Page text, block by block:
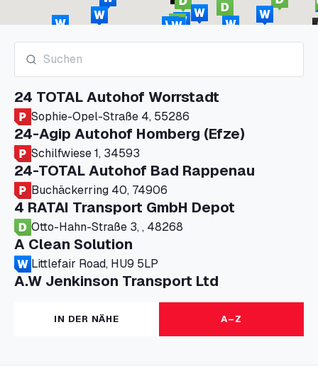
24 TOTAL Autohof Worrstadt
Sophie-Opel-Straße 4, 55286
24-Agip Autohof Homberg (Efze)
Schilfwiese 1, 34593
24-TOTAL Autohof Bad Rappenau
Buchäckerring 40, 74906
4 RATAI Transport GmbH Depot
Otto-Hahn-Straße 3, , 48268
A Clean Solution
Littlefair Road, HU9 5LP
A.W Jenkinson Transport Ltd
Progress House, ME11 5GA
A+G Nettetal - Depot Parking
Am Panneschopp 7, 41334
IN DER NÄHE A–Z